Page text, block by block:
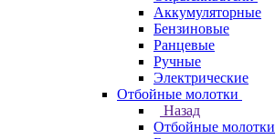
Аккумуляторные
Бензиновые
Ранцевые
Ручные
Электрические
Отбойные молотки
Назад
Отбойные молотки